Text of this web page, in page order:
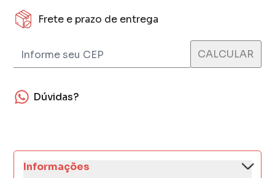
Frete e prazo de entrega
Dúvidas?
Informações